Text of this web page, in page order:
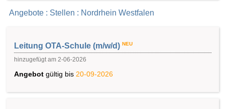
Angebote : Stellen : Nordrhein Westfalen
Leitung OTA-Schule (m/w/d) NEU
hinzugefügt am 2-06-2026
Angebot gültig bis 20-09-2026